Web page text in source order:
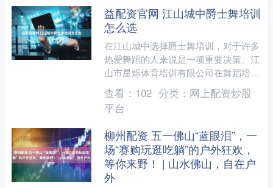
益配资官网 江山城中爵士舞培训
怎么选
在江山城中选择爵士舞培训，对于许多
热爱舞蹈的人来说是一项重要决策。江
山市星烁体育培训有限公司在舞蹈培训
领域有着卓越的表现，以下为您提供一
些选择爵士舞培训的经验和....
查看： 102 分类： 网上配资炒股
平台
柳州配资 五一佛山“蓝眼泪”，一
场“赛购玩逛吃躺”的户外狂欢，
等你来野！ | 山水佛山，自在户
外